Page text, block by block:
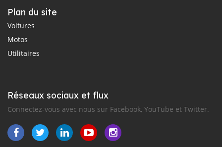
Plan du site
Voitures
Motos
Utilitaires
Réseaux sociaux et flux
Connectez-vous avec nous sur Facebook, YouTube et Twitter.